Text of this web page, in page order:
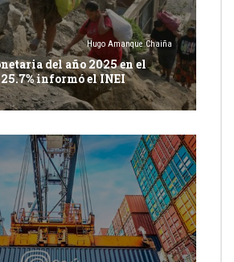
Hugo Amanque Chaiña
del año 2025 en el
25.7% informó el INEI